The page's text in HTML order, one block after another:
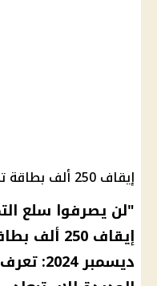
إيقاف 250 ألف بطاقة تموينية بدءًا من ديسمبر 2024
"لن يصرفوا سلع
إيقاف 250
ديسمبر